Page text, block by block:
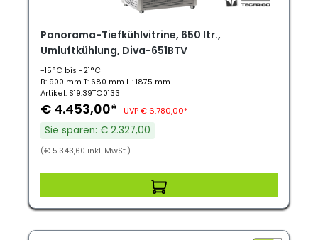
Panorama-Tiefkühlvitrine, 650 ltr.,
Umluftkühlung, Diva-651BTV
-15°C bis -21°C
B: 900 mm T: 680 mm H: 1875 mm
Artikel: S19.39TO0133
€ 4.453,00* UVP € 6.780,00*
Sie sparen: € 2.327,00
(€ 5.343,60 inkl. MwSt.)